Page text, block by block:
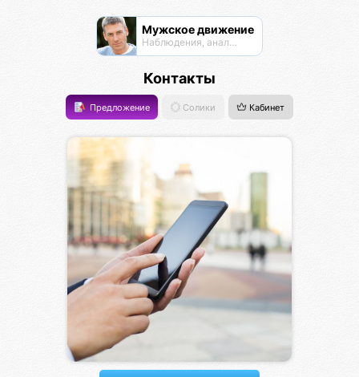
Мужское движение
Наблюдения, анализ, обсуждения
Контакты
Предложение Солики Кабинет